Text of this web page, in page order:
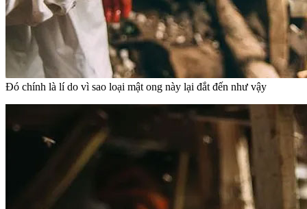
Đó chính là lí do vì sao loại mật ong này lại đắt đến như vậy